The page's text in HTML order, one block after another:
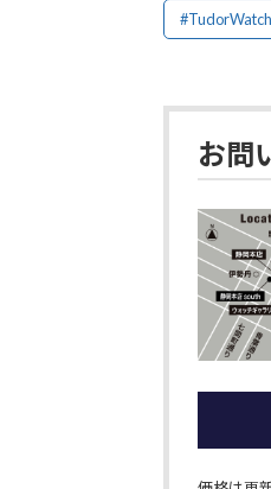
#TudorWatch
お問